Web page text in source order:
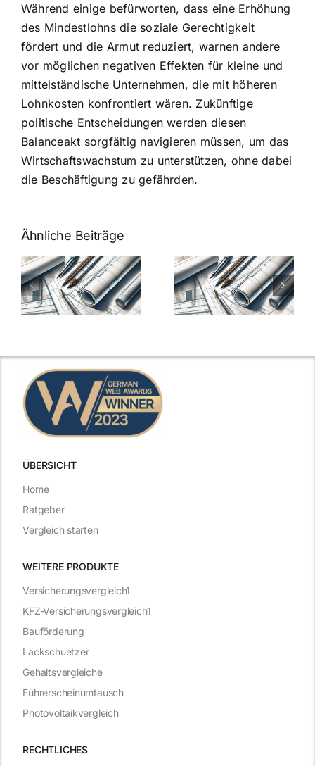
Während einige befürworten, dass eine Erhöhung
des Mindestlohns die soziale Gerechtigkeit
fördert und die Armut reduziert, warnen andere
vor möglichen negativen Effekten für kleine und
mittelständische Unternehmen, die mit höheren
Lohnkosten konfrontiert wären. Zukünftige
politische Entscheidungen werden diesen
Balanceakt sorgfältig navigieren müssen, um das
Wirtschaftswachstum zu unterstützen, ohne dabei
die Beschäftigung zu gefährden.
Ähnliche Beiträge
7 Mythen
über
Architekten-
Gehälter
7 Mythen
über
Architekten-
Gehälter
ÜBERSICHT
WEITERE PRODUKTE
RECHTLICHES
Versicherungsvergleich1
KFZ-Versicherungsvergleich1
Bauförderung
Lackschuetzer
Gehaltsvergleiche
Führerscheinumtausch
Photovoltaikvergleich
Home
Ratgeber
Vergleich starten